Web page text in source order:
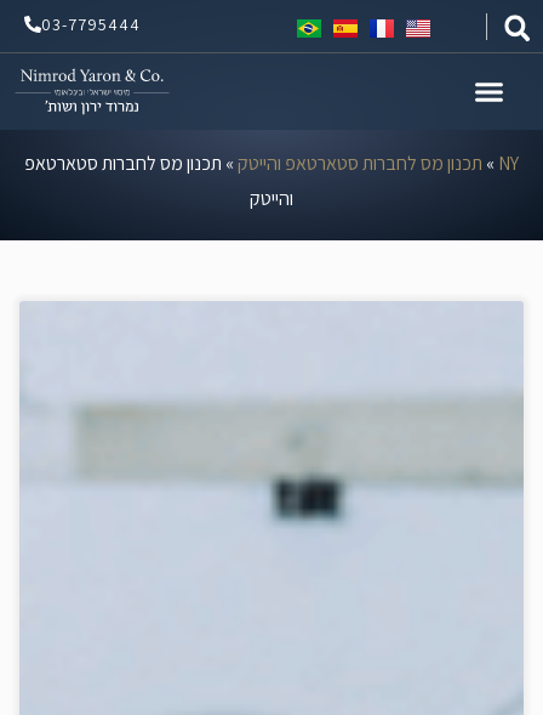
דילוג
לתוכן
03-7795444
NY
» תכנון מס לחברות סטארטאפ והייטק» תכנון מס לחברות סטארטאפ
והייטק